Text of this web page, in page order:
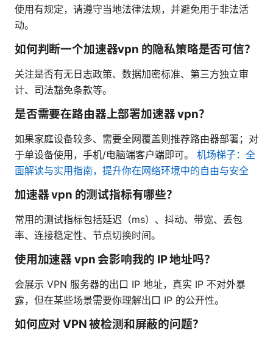
使用有规定，请遵守当地法律法规，并避免用于非法活
动。
如何判断一个加速器vpn 的隐私策略是否可信？
关注是否有无日志政策、数据加密标准、第三方独立审
计、司法豁免条款等。
是否需要在路由器上部署加速器 vpn？
如果家庭设备较多、需要全网覆盖则推荐路由器部署；对
于单设备使用，手机/电脑端客户端即可。 机场梯子：全
面解读与实用指南，提升你在网络环境中的自由与安全
加速器 vpn 的测试指标有哪些？
常用的测试指标包括延迟（ms）、抖动、带宽、丢包
率、连接稳定性、节点切换时间。
使用加速器 vpn 会影响我的 IP 地址吗？
会展示 VPN 服务器的出口 IP 地址，真实 IP 不对外暴
露，但在某些场景需要你理解出口 IP 的公开性。
如何应对 VPN 被检测和屏蔽的问题？